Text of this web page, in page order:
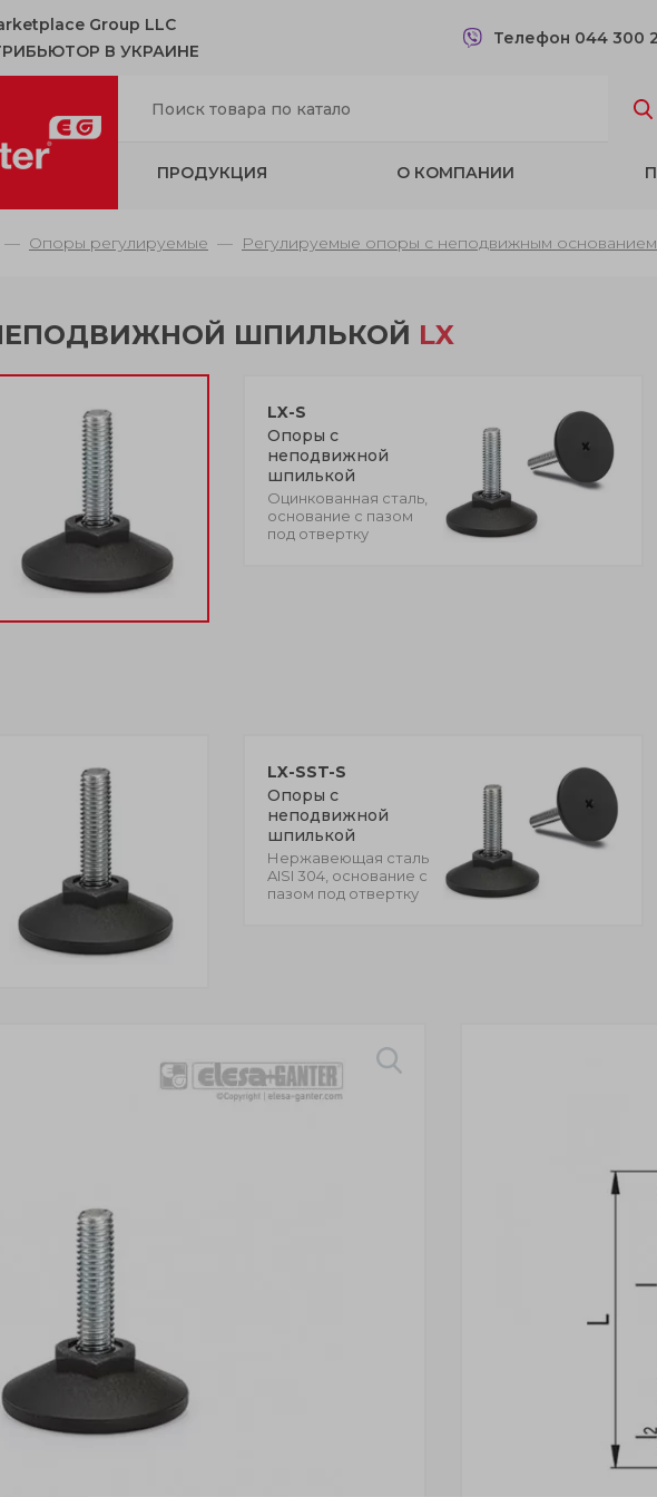
Group LLC
В УКРАИНЕ
Телефон 044 300
ПРОДУКЦИЯ О КОМПАНИИ
Опоры регулируемые Регулируемые опоры с неподвижным основанием
ШПИЛЬКОЙ LX
LX-S
Опоры с
неподвижной
шпилькой
Оцинкованная сталь,
основание с пазом
под отвертку
LX-SST-S
Опоры с
неподвижной
шпилькой
Нержавеющая сталь
AISI 304, основание с
пазом под отвертку